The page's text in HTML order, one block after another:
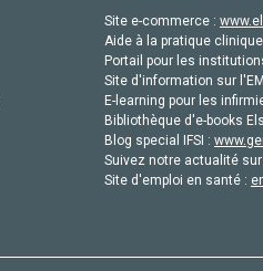
Site e-commerce :
Aide à la pratique
Portail pour les
Site d'information sur
E-learning pour les
Bibliothèque d'e-books
Blog special IFSI :
Suivez notre actualité
Site d'emploi en santé :